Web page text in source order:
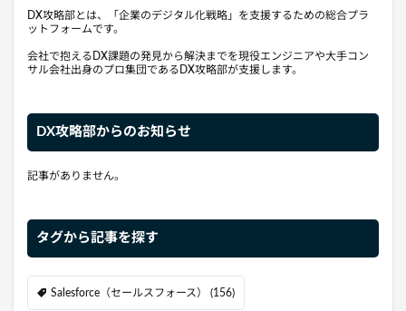
DX攻略部とは、「企業のデジタル化戦略」を支援するための総合プラ
ットフォームです。
会社で抱えるDX課題の発見から解決までを現役エンジニアや大手コン
サル会社出身のプロ集団であるDX攻略部が支援します。
DX攻略部からのお知らせ
記事がありません。
タグから記事を探す
Salesforce（セールスフォース） (156)